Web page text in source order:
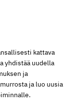
kattava
yhdistää uudella
ja
ja luo uusia